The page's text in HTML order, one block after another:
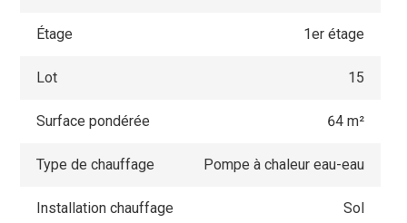
Étage 1er étage
Lot 15
Surface pondérée 64 m²
Type de chauffage Pompe à chaleur eau-eau
Installation chauffage Sol